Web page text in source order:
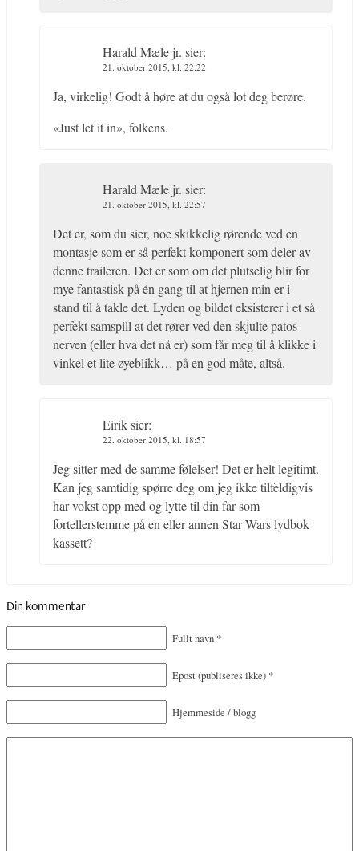
Harald Mæle jr. sier:
21. oktober 2015, kl. 22:22
Ja, virkelig! Godt å høre at du også lot deg berøre.
«Just let it in», folkens.
Harald Mæle jr. sier:
21. oktober 2015, kl. 22:57
Det er, som du sier, noe skikkelig rørende ved en
montasje som er så perfekt komponert som deler av
denne traileren. Det er som om det plutselig blir for
mye fantastisk på én gang til at hjernen min er i
stand til å takle det. Lyden og bildet eksisterer i et så
perfekt samspill at det rører ved den skjulte patos-
nerven (eller hva det nå er) som får meg til å klikke i
vinkel et lite øyeblikk… på en god måte, altså.
Eiriksier:
22. oktober 2015, kl. 18:57
Jeg sitter med de samme følelser! Det er helt legitimt.
Kan jeg samtidig spørre deg om jeg ikke tilfeldigvis
har vokst opp med og lytte til din far som
fortellerstemme på en eller annen Star Wars lydbok
kassett?
Din kommentar
Fullt navn *
Epost(publiseres ikke) *
Hjemmeside / blogg